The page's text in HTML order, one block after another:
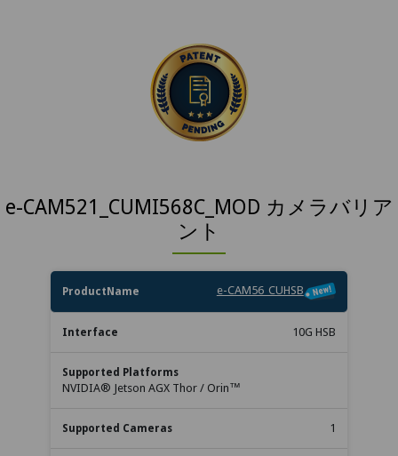
e-CAM521_CUMI568C_MOD カメラバリア
ント
ラ
名
フ
ェ
ス
対
プ
ト
フ
ー
最
大
メ
ラ
メ
ン
ル
価
e-CAM56_CUHSB
10G HSB
NVIDIA® Jetson AGX Thor / Orin™
1